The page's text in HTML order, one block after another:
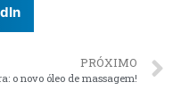
PRÓXIMO
o novo óleo de massagem!